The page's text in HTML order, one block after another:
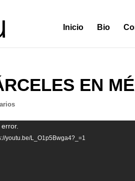
Inicio Bio
EN
youtu.be/L_O1p5Bwga4?_=1